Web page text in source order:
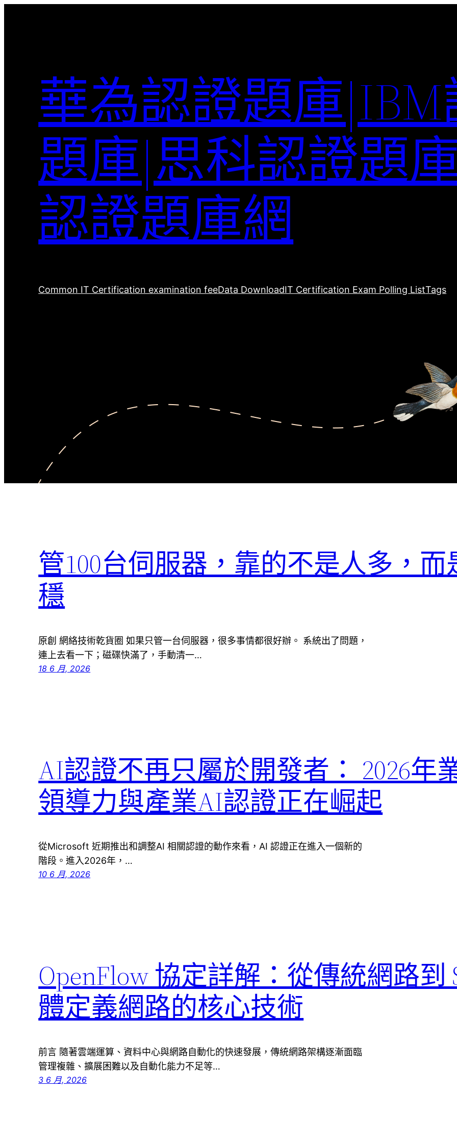
華為認證題庫
題庫|思科認證題
認證題庫網
Common IT Certification examination feeData DownloadIT Certification Exam Polling ListTags
管100台伺服器，靠的不是人多，而
穩
原創 網絡技術乾貨圈 如果只管一台伺服器，很多事情都很好辦。 系統出了問題，
連上去看一下；磁碟快滿了，手動清一…
18 6 月, 2026
AI認證不再只屬於開發者： 2026年
領導力與產業AI認證正在崛起
從Microsoft 近期推出和調整AI 相關認證的動作來看，AI 認證正在進入一個新的
階段。進入2026年，…
10 6 月, 2026
OpenFlow 協定詳解：從傳統網路到
體定義網路的核心技術
前言 隨著雲端運算、資料中心與網路自動化的快速發展，傳統網路架構逐漸面臨
管理複雜、擴展困難以及自動化能力不足等…
3 6 月, 2026